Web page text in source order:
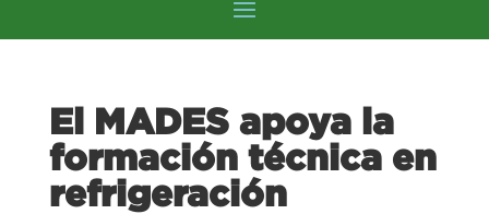
El MADES apoya la
formación técnica en
refrigeración